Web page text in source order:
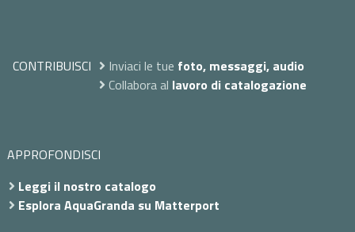
CONTRIBUISCI Inviaci le tue foto, messaggi, audio
Collabora al lavoro di catalogazione
APPROFONDISCI
Leggi il nostro catalogo
Esplora AquaGranda su Matterport